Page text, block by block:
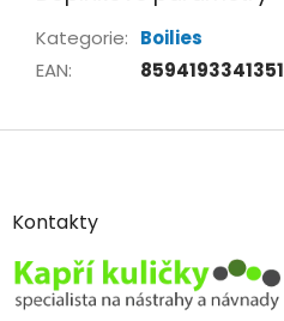
Kategorie: Boilies
EAN: 8594193341351
Z
aKontakty